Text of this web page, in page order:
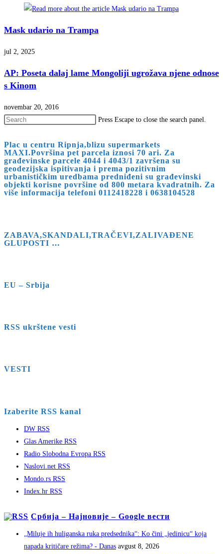
Mask udario na Trampa
jul 2, 2025
AP: Poseta dalaj lame Mongoliji ugrožava njene odnose
s Kinom
novembar 20, 2016
Press Escape to close the search panel.
Plac u centru Ripnja,blizu supermarkets
MAXI.Površina pet parcela iznosi 70 ari. Za
građevinske parcele 4044 i 4043/1 završena su
geodezijska ispitivanja i prema pozitivnim
urbanističkim uredbama predniđeni su građevinski
objekti korisne površine od 800 metara kvadratnih. Za
više informacija telefoni 0112418228 i 0638104528
ZABAVA,SKANDALI,TRAČEVI,ZALIVAĐENE
GLUPOSTI …
EU – Srbija
RSS ukrštene vesti
VESTI
Izaberite RSS kanal
DW RSS
Glas Amerike RSS
Radio Slobodna Evropa RSS
Naslovi.net RSS
Mondo.rs RSS
Index.hr RSS
Србија – Најновије – Google вести
„Miluje ih huliganska ruka predsednika“: Ko čini „jedinicu“ koja
napada kritičare režima? - Danas avgust 8, 2026